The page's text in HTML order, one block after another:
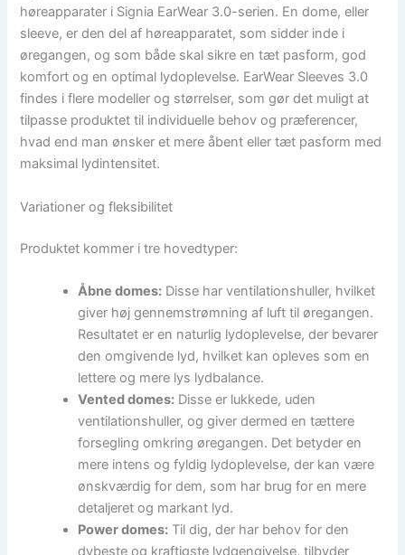
høreapparater i Signia EarWear 3.0-serien. En dome, eller
sleeve, er den del af høreapparatet, som sidder inde i
øregangen, og som både skal sikre en tæt pasform, god
komfort og en optimal lydoplevelse. EarWear Sleeves 3.0
findes i flere modeller og størrelser, som gør det muligt at
tilpasse produktet til individuelle behov og præferencer,
hvad end man ønsker et mere åbent eller tæt pasform med
maksimal lydintensitet.
Variationer og fleksibilitet
Produktet kommer i tre hovedtyper:
Åbne domes: Disse har ventilationshuller, hvilket
giver høj gennemstrømning af luft til øregangen.
Resultatet er en naturlig lydoplevelse, der bevarer
den omgivende lyd, hvilket kan opleves som en
lettere og mere lys lydbalance.
Vented domes: Disse er lukkede, uden
ventilationshuller, og giver dermed en tættere
forsegling omkring øregangen. Det betyder en
mere intens og fyldig lydoplevelse, der kan være
ønskværdig for dem, som har brug for en mere
detaljeret og markant lyd.
Power domes: Til dig, der har behov for den
dybeste og kraftigste lydgengivelse, tilbyder